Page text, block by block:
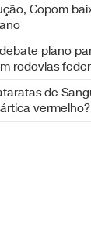
Copom
plano
rodovias
de
vermelho?